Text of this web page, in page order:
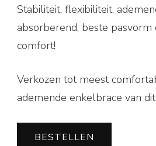
Stabiliteit, flexibiliteit,
absorberend, beste pasvorm
comfort!
Verkozen tot meest
ademende enkelbrace van
BESTELLEN